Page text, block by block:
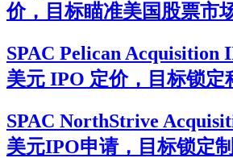
价，目标瞄准美国股票市
SPAC Pelican Acquisition
美元 IPO 定价，目标锁定
SPAC NorthStrive
美元IPO申请，目标锁定